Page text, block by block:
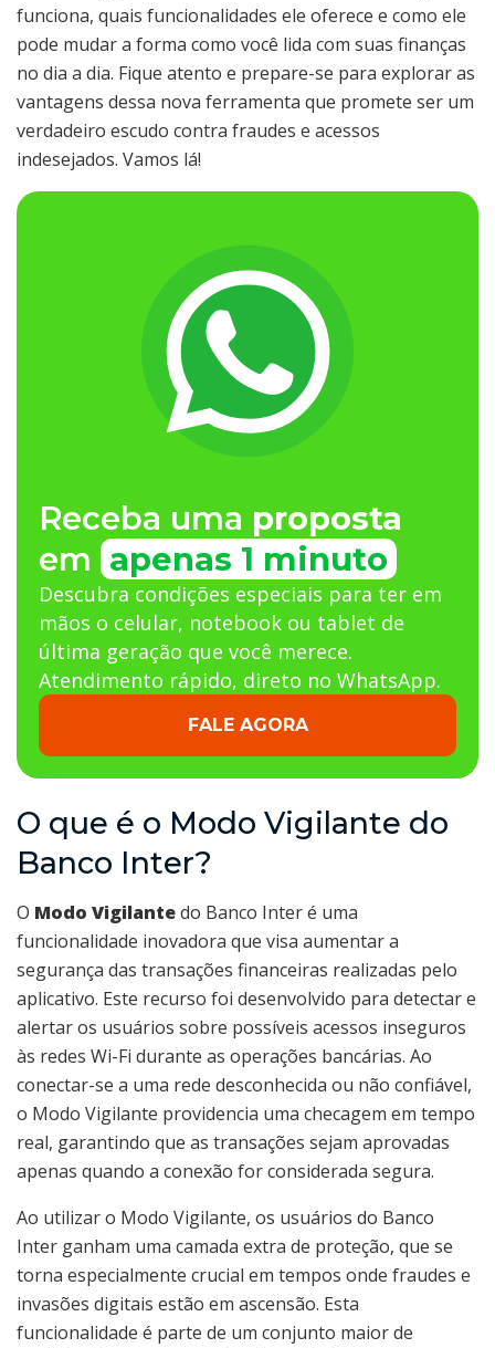
funciona, quais funcionalidades ele oferece e como ele
pode mudar a forma como você lida com suas finanças
no dia a dia. Fique atento e prepare-se para explorar as
vantagens dessa nova ferramenta que promete ser um
verdadeiro escudo contra fraudes e acessos
indesejados. Vamos lá!
Receba uma proposta
em apenas 1 minuto
Descubra condições especiais para ter em
mãos o celular, notebook ou tablet de
última geração que você merece.
Atendimento rápido, direto no WhatsApp.
FALE AGORA
O que é o Modo Vigilante do
Banco Inter?
O Modo Vigilantedo Banco Inter é uma
funcionalidade inovadora que visa aumentar a
segurança das transações financeiras realizadas pelo
aplicativo. Este recurso foi desenvolvido para detectar e
alertar os usuários sobre possíveis acessos inseguros
às redes Wi-Fi durante as operações bancárias. Ao
conectar-se a uma rede desconhecida ou não confiável,
o Modo Vigilante providencia uma checagem em tempo
real, garantindo que as transações sejam aprovadas
apenas quando a conexão for considerada segura.
Ao utilizar o Modo Vigilante, os usuários do Banco
Inter ganham uma camada extra de proteção, que se
torna especialmente crucial em tempos onde fraudes e
invasões digitais estão em ascensão. Esta
funcionalidade é parte de um conjunto maior de